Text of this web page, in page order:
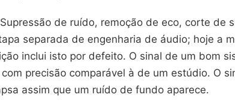
Supressão de ruído, remoção de eco, corte de
separada de engenharia de áudio; hoje a
inclui isto por defeito. O sinal de um bom
precisão comparável à de um estúdio. O
assim que um ruído de fundo aparece.